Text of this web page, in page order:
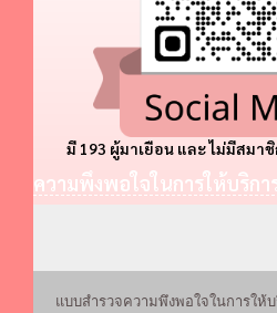
มี 193 ผู้มาเยือน และ ไม่มีสมา
ความพึงพอใจในการให้บริกา
แบบสำรวจความพึงพอใจในการให้